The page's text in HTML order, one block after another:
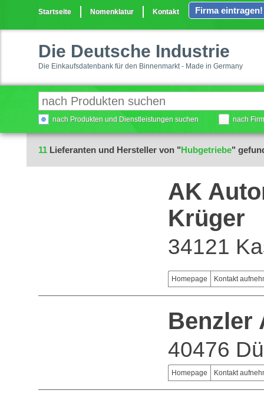
Startseite Nomenklatur Kontakt Firma eintragen!
Die Deutsche Industrie
Die Einkaufsdatenbank für den Binnenmarkt - Made in Germany
nach Produkten und Dienstleistungen suchen nach
11 Lieferanten und Hersteller von "Hubgetriebe"
AK
Krüger
34121
Homepage Kontakt
Benzler
40476
Homepage Kontakt